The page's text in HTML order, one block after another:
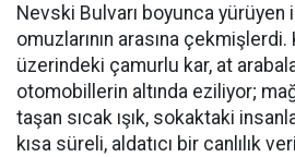
Nevski Bulvarı boyunca yürüyen
omuzlarının arasına çekmişlerdi.
üzerindeki çamurlu kar, at
otomobillerin altında eziliyor;
taşan sıcak ışık, sokaktaki
kısa süreli, aldatıcı bir canlılık